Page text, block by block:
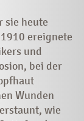
sie heute
ereignete
und
bei der
Wunden
wie